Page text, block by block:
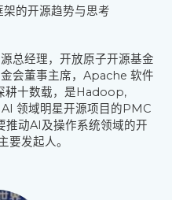
的开源趋势与思考
总经理，开放原子开源基金
会董事主席，Apache 软件
耕十数载，是Hadoop,
领域明星开源项目的PMC
动AI及操作系统领域的开
要发起人。